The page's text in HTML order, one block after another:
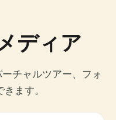
ディア
チャルツアー、フォ
ます。